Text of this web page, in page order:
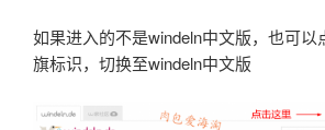
如果进入的不是windeln中文版，也可以
旗标识，切换至windeln中文版